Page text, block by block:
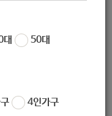
대
50대
4인가구
겪는 구민들을 돕기위
기부품을 모집하고 있
공제가 가능하며 기부
노원구민만을 위해 사
복지정책과 (